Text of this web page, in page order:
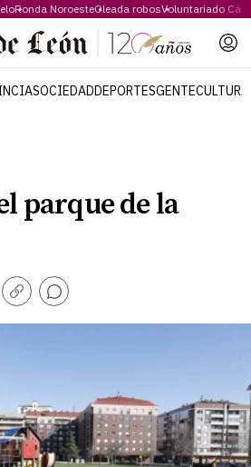
Ronda NoroesteOleada robosVoluntariado
SOCIEDADDEPORTESGENTECULTURA
parque de la
Copiar